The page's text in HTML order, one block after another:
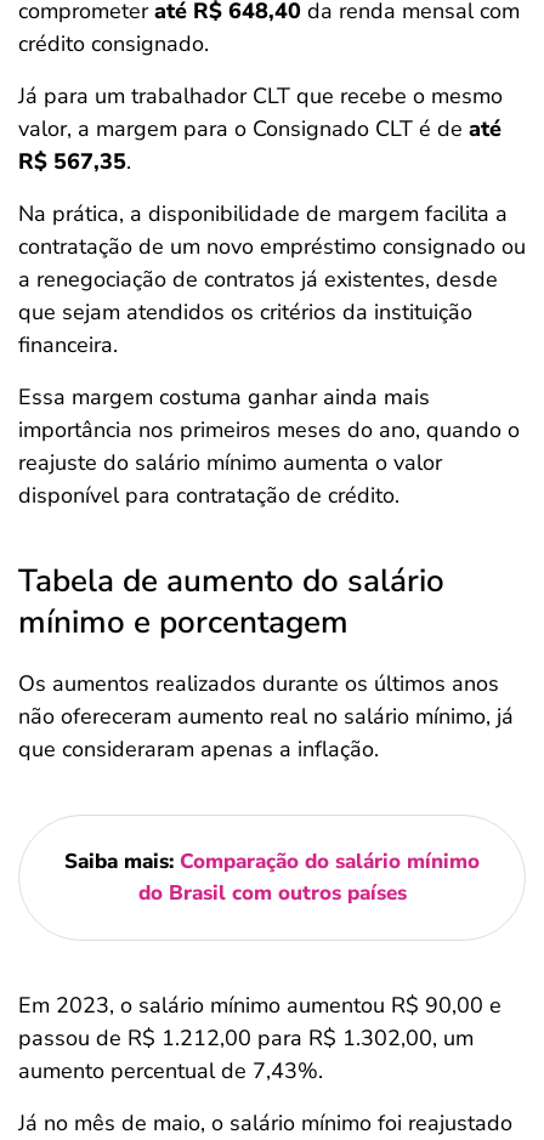
comprometeraté R$ 648,40 da renda mensal com
crédito consignado.
Já para um trabalhador CLT que recebe o mesmo
valor, a margem para o Consignado CLT é de até
R$ 567,35.
Na prática, a disponibilidade de margem facilita a
contratação de um novo empréstimo consignado ou
a renegociação de contratos já existentes, desde
que sejam atendidos os critérios da instituição
financeira.
Essa margem costuma ganhar ainda mais
importância nos primeiros meses do ano, quando o
reajuste do salário mínimo aumenta o valor
disponível para contratação de crédito.
Tabela de aumento do salário
mínimo e porcentagem
Os aumentos realizados durante os últimos anos
não ofereceram aumento real no salário mínimo, já
que consideraram apenas a inflação.
Saiba mais: Comparação do salário mínimo
do Brasil com outros países
Em 2023, o salário mínimo aumentou R$ 90,00 e
passou de R$ 1.212,00 para R$ 1.302,00, um
aumento percentual de 7,43%.
Já no mês de maio, o salário mínimo foi reajustado